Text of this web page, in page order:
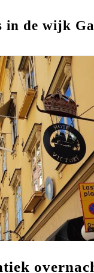
in de wijk